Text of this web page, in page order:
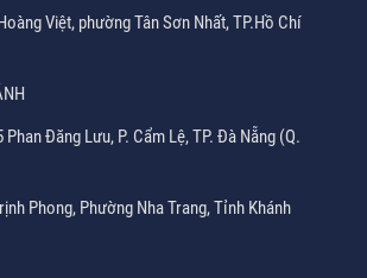
Việt, phường Tân Sơn Nhất, TP.Hồ Chí
Phan Đăng Lưu, P. Cẩm Lệ, TP. Đà Nẵng (Q.
Phong, Phường Nha Trang, Tỉnh Khánh